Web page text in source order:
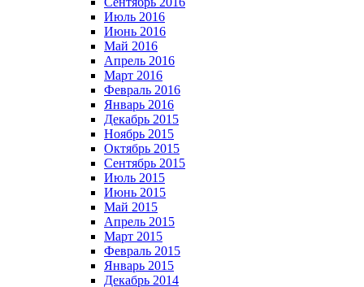
Июль 2016
Июнь 2016
Май 2016
Апрель 2016
Март 2016
Февраль 2016
Январь 2016
Декабрь 2015
Ноябрь 2015
Октябрь 2015
Сентябрь 2015
Июль 2015
Июнь 2015
Май 2015
Апрель 2015
Март 2015
Февраль 2015
Январь 2015
Декабрь 2014